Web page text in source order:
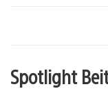
Spotlight